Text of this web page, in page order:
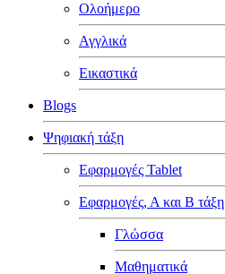
Ολοήμερο
Αγγλικά
Εικαστικά
Blogs
Ψηφιακή τάξη
Εφαρμογές Tablet
Εφαρμογές, Α και Β τάξη
Γλώσσα
Μαθηματικά